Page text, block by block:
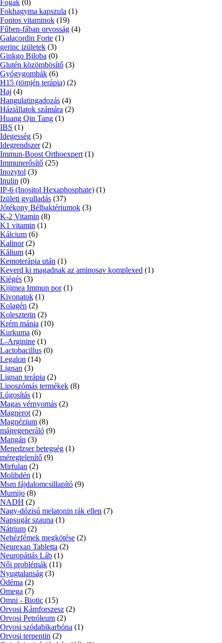
Fogak (0)
Fokhagyma kapszula (1)
Fontos vitaminok (19)
Fűben-fában orvosság (4)
Galacordin Forte (1)
gerinc izületek (3)
Ginkgo Biloba (0)
Glutén közömbösítő (3)
Gyógygombák (6)
H15 (tömjén terápia) (2)
Haj (4)
Hangulatingadozás (4)
Háziállatok számára (2)
Huang Qin Tang (1)
IBS (1)
Idegesség (5)
Idegrendszer (2)
Immun-Boost Orthoexpert (1)
Immunerősítő (25)
Inozytol (3)
Inulin (0)
IP-6 (Inositol Hexaphosphate) (1)
Izületi gyulladás (37)
Jótékony Bélbaktériumok (3)
K-2 Vitamin (8)
K1 vitamin (1)
Kálcium (6)
Kalinor (2)
Kálium (4)
Kemoterápia után (1)
Keverd ki magadnak az aminosav komplexed (1)
Kiégés (3)
Kijimea Immun por (1)
Kivonatok (1)
Kolagén (2)
Koleszterin (2)
Krém mánia (10)
Kurkuma (6)
L-Arginine (1)
Lactobacillus (0)
Legalon (14)
Lignan (3)
Lignan terápia (2)
Liposzómás termékek (8)
Lúgosítás (1)
Magas vérnyomás (2)
Magnerot (2)
Magnézium (8)
májregeneráló (9)
Mangán (3)
Menedzser betegség (1)
méregtelenítő (9)
Mirfulan (2)
Molibdén (1)
Msm fájdalomcsillapító (9)
Mumijo (8)
NADH (2)
Nagy-dózisú melatonin rák ellen (7)
Napsugár szauna (1)
Nátrium (2)
Nehézfémek megkötése (2)
Neurexan Tabletta (2)
Neuropátiás Láb (1)
Női problémák (11)
Nyugtalanság (3)
Ödéma (2)
Omega (7)
Omni - Biotic (15)
Orvosi Kámforszesz (2)
Orvosi Petróleum (2)
Orvosi szódabikarbóna (1)
Orvosi terpentin (2)